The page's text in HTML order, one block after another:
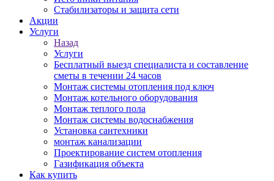
Стабилизаторы и защита сети
Акции
Услуги
Назад
Услуги
Бесплатный выезд специалиста и составление
сметы в течении 24 часов
Монтаж системы отопления под ключ
Монтаж котельного оборудования
Монтаж теплого пола
Монтаж системы водоснабжения
Установка сантехники
монтаж канализации
Проектирование систем отопления
Газификация объекта
Как купить